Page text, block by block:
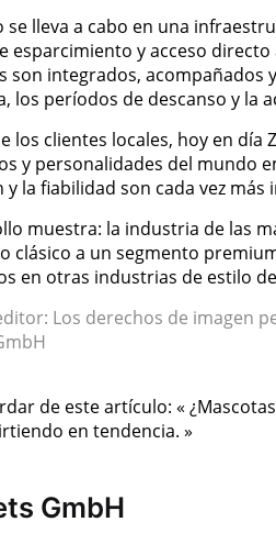
se lleva a cabo en una
esparcimiento y acceso
son integrados, acompañados
los períodos de descanso y la
los clientes locales, hoy en
y personalidades del mundo
y la fiabilidad son cada vez más
muestra: la industria de las
clásico a un segmento
en otras industrias de estilo
Los derechos de imagen
de este artículo: «
en tendencia. »
GmbH